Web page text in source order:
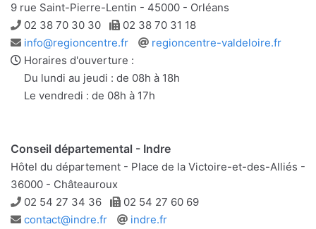
9 rue Saint-Pierre-Lentin - 45000 - Orléans
Téléphone
02 38 70 30 30 Télécopie
02 38 70 31 18
Adresse
e-
mail
info@regioncentre.fr
Site
regioncentre-valdeloire.fr
Horaires d'ouverture :
Du lundi au jeudi : de 08h à 18h
Le vendredi : de 08h à 17h
Conseil départemental - Indre
Hôtel du département - Place de la Victoire-et-des-Alliés -
36000 - Châteauroux
Téléphone
02 54 27 34 36 Télécopie
02 54 27 60 69
Adresse
contact@indre.fr
Site
indre.fr